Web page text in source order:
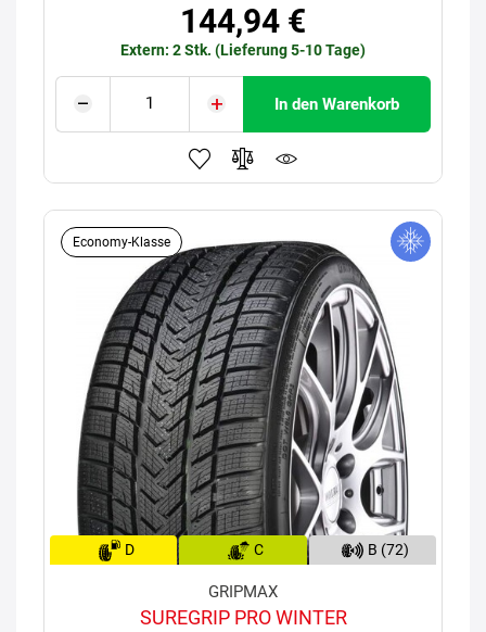
144,94 €
Extern: 2 Stk. (Lieferung 5-10 Tage)
In den Warenkorb
Economy-Klasse
D C B (72)
GRIPMAX
SUREGRIP PRO WINTER